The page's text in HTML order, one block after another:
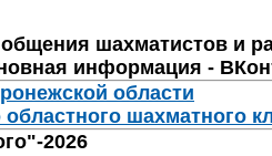
шахматистов и
информация -
области
шахматного
2026